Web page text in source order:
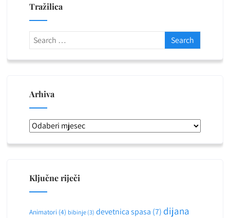
Tražilica
Arhiva
Arhiva
Ključne riječi
Animatori(4) bibinje(3) devetnica spasa (7) dijana